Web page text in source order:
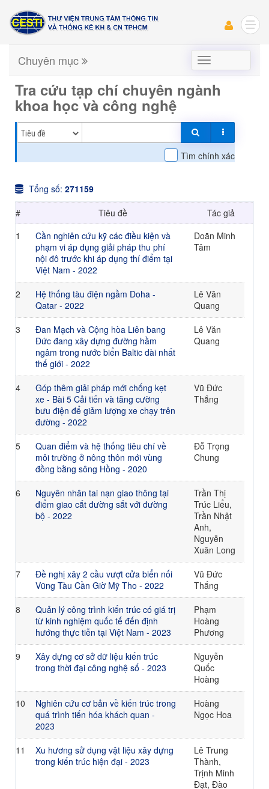
mục
Chuyên mục
Tra cứu tạp chí chuyên ngành
khoa học và công nghệ
Tìm chính xác
Tổng số: 271159
#
Tiêu đề
Tác giả
1
Cần nghiên cứu kỹ các điều kiện và
phạm vi áp dụng giải pháp thu phí
nội đô trước khi áp dụng thí điểm tại
Việt Nam - 2022
Doãn Minh
Tâm
2
Hệ thống tàu điện ngầm Doha -
Qatar - 2022
Lê Văn
Quang
3
Đan Mạch và Cộng hòa Liên bang
Đức đang xây dựng đường hầm
ngâm trong nước biển Baltic dài nhất
thế giới - 2022
Lê Văn
Quang
4
Góp thêm giải pháp mới chống kẹt
xe - Bài 5 Cải tiến và tăng cường
bưu điện để giảm lượng xe chạy trên
đường - 2022
Vũ Đức
Thắng
5
Quan điểm và hệ thống tiêu chí về
môi trường ở nông thôn mới vùng
đồng bằng sông Hồng - 2020
Đỗ Trọng
Chung
6
Nguyên nhân tai nạn giao thông tại
điểm giao cắt đường sắt với đường
bộ - 2022
Trần Thị
Trúc Liểu,
Trần Nhật
Anh,
Nguyễn
Xuân Long
7
Đề nghị xây 2 cầu vượt cửa biển nối
Vũng Tàu Cần Giờ Mỹ Tho - 2022
Vũ Đức
Thắng
8
Quản lý công trình kiến trúc có giá trị
từ kinh nghiệm quốc tế đến định
hướng thực tiễn tại Việt Nam - 2023
Phạm
Hoàng
Phương
9
Xây dựng cơ sở dữ liệu kiến trúc
trong thời đại công nghệ số - 2023
Nguyễn
Quốc
Hoàng
10
Nghiên cứu cơ bản về kiến trúc trong
quá trình tiến hóa khách quan -
2023
Hoàng
Ngọc Hoa
11
Xu hương sử dụng vật liệu xây dựng
trong kiến trúc hiện đại - 2023
Lê Trung
Thành,
Trịnh Minh
Đạt, Đào